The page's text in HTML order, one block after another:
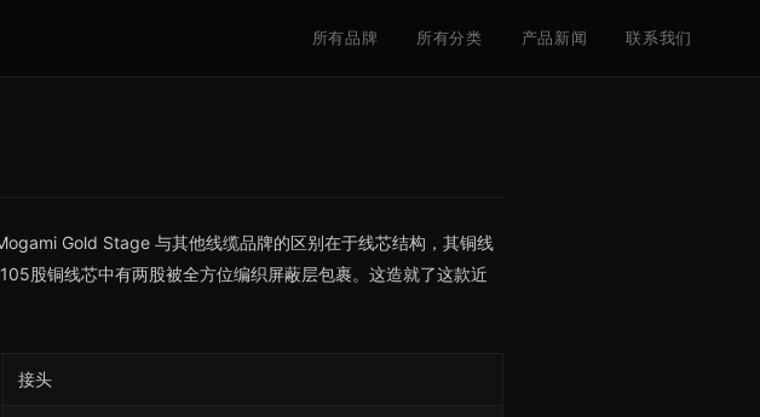
所有品牌 所有分类 产品新闻 联系我们
Gold Stage 与其他线缆品牌的区别在于线芯结构，其铜线
股铜线芯中有两股被全方位编织屏蔽层包裹。这造就了这款近
接头